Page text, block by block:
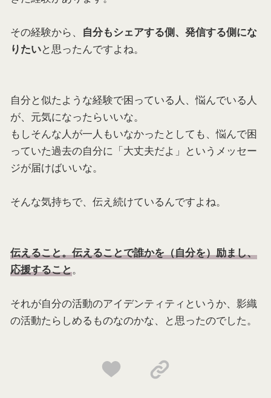
その経験から、
自分もシェアする側、発信する側にな
りたいと思ったんですよね。
自分と似たような経験で困っている人、悩んでいる人
が、元気になったらいいな。
もしそんな人が一人もいなかったとしても、悩んで困
っていた過去の自分に「大丈夫だよ」というメッセー
ジが届けばいいな。
そんな気持ちで、伝え続けているんですよね。
伝えること。伝えることで誰かを（自分を）励まし、
応援すること。
それが自分の活動のアイデンティティというか、影織
の活動たらしめるものなのかな、と思ったのでした。